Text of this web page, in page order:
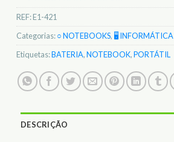
REF:E1-421
Categorias:○ NOTEBOOKS, 🖥️ INFORMÁTICA
Etiquetas:BATERIA,NOTEBOOK,PORTÁTIL
DESCRIÇÃO